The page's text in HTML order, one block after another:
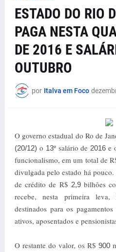
ESTADO DO RIO
PAGA NESTA
DE 2016 E
OUTUBRO
por Italva em Foco
O governo estadual do Ro de
(20/12) o 13º salário de2016 e
funcionalismo, em um total de
divulgada pelo estado há
de crédito de R$ 2,9 bilhões
recebe, nesta primeira
destinados para os
ativos, aposentados e
O restante do valor, os R$ 900